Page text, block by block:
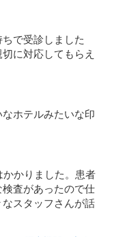
で受診しました
に対応してもらえ
ホテルみたいな印
かりました。患者
査があったので仕
スタッフさんが話